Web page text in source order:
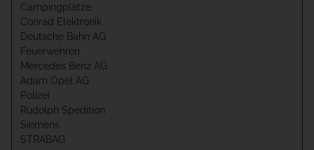
Campingplätze
Conrad Elektronik
Deutsche Bahn AG
Feuerwehren
Mercedes Benz AG
Adam Opel AG
Polizei
Rudolph Spedition
Siemens
STRABAG